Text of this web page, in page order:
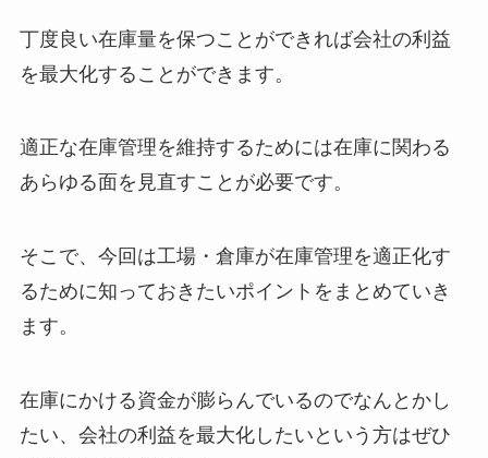
丁度良い在庫量を保つことができれば会社の利益
を最大化することができます。
適正な在庫管理を維持するためには在庫に関わる
あらゆる面を見直すことが必要です。
そこで、今回は工場・倉庫が在庫管理を適正化す
るために知っておきたいポイントをまとめていき
ます。
在庫にかける資金が膨らんでいるのでなんとかし
たい、会社の利益を最大化したいという方はぜひ